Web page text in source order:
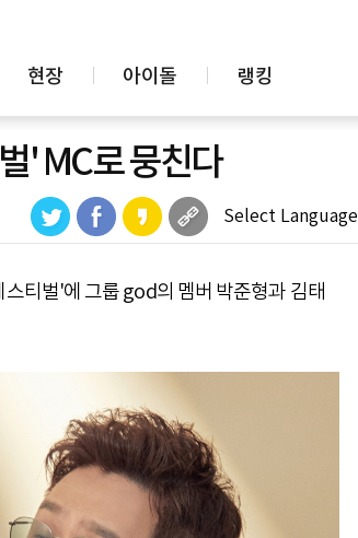
현장 아이돌 랭킹
' MC로 뭉친다
Select Language
티벌'에 그룹 god의 멤버 박준형과 김태